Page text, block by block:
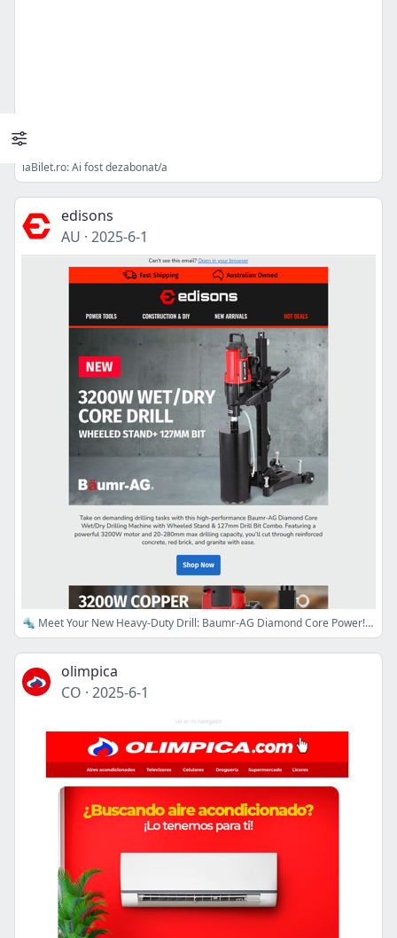
iaBilet.ro: Ai fost dezabonat/a
edisons
AU · 2025-6-1
🔩 Meet Your New Heavy-Duty Drill: Baumr-AG Diamond Core Power! ⚡
olimpica
CO · 2025-6-1